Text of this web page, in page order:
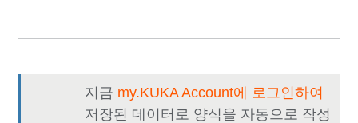
지금 my.KUKA Account에 로그인하여
저장된 데이터로 양식을 자동으로 작성